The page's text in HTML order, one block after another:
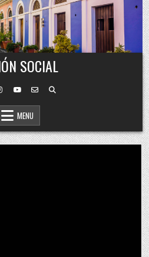
SOCIAL
MENU